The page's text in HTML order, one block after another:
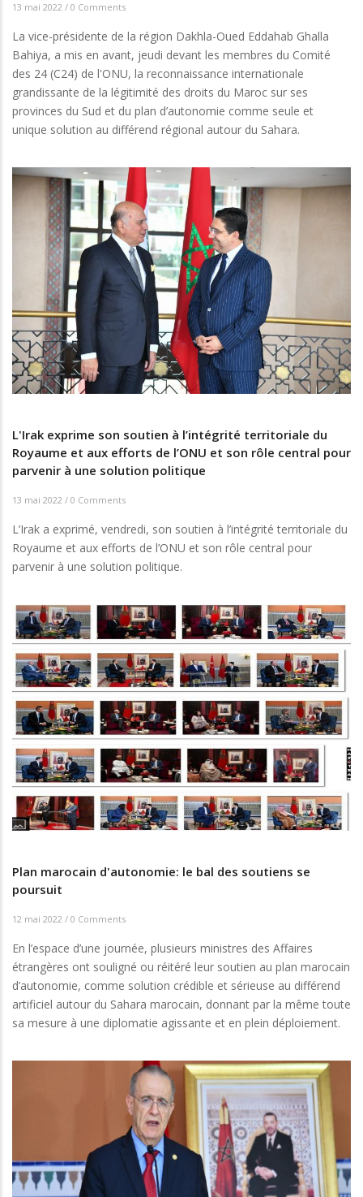
13 mai 2022 / 0 Comments
La vice-présidente de la région Dakhla-Oued Eddahab Ghalla
Bahiya, a mis en avant, jeudi devant les membres du Comité
des 24 (C24) de l'ONU, la reconnaissance internationale
grandissante de la légitimité des droits du Maroc sur ses
provinces du Sud et du plan d’autonomie comme seule et
unique solution au différend régional autour du Sahara.
L'Irak exprime son soutien à l’intégrité territoriale du
Royaume et aux efforts de l’ONU et son rôle central pour
parvenir à une solution politique
13 mai 2022 / 0 Comments
L’Irak a exprimé, vendredi, son soutien à l’intégrité territoriale du
Royaume et aux efforts de l’ONU et son rôle central pour
parvenir à une solution politique.
Plan marocain d'autonomie: le bal des soutiens se
poursuit
12 mai 2022 / 0 Comments
En l’espace d’une journée, plusieurs ministres des Affaires
étrangères ont souligné ou réitéré leur soutien au plan marocain
d’autonomie, comme solution crédible et sérieuse au différend
artificiel autour du Sahara marocain, donnant par la même toute
sa mesure à une diplomatie agissante et en plein déploiement.